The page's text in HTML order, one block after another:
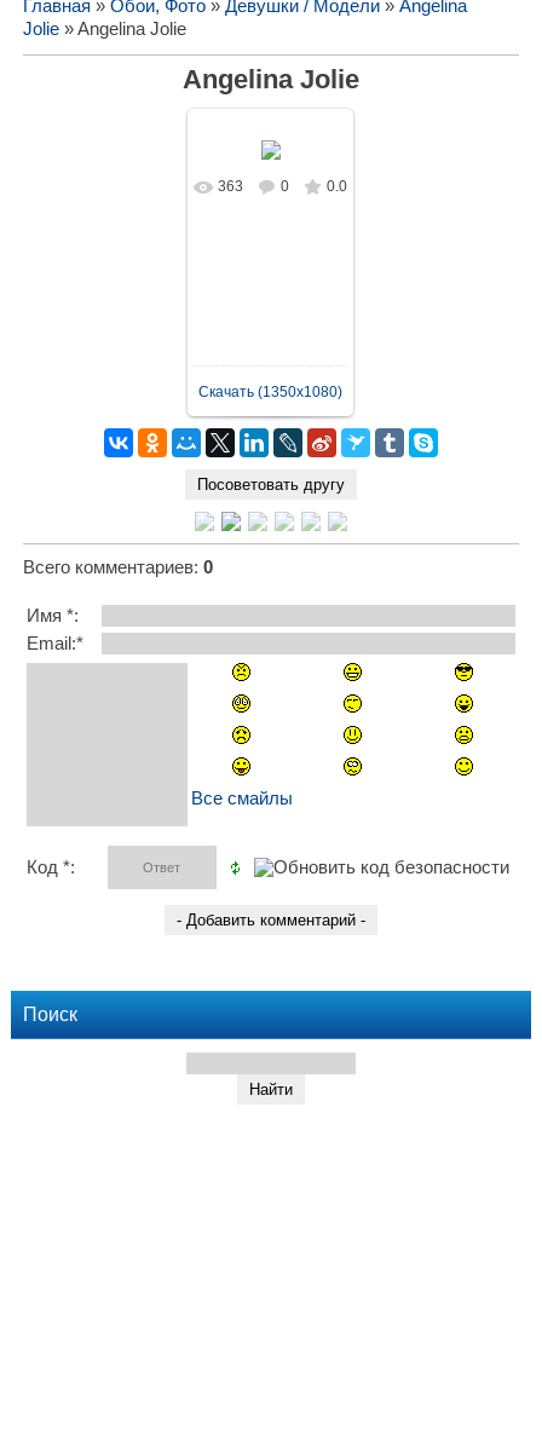
Главная » Обои, Фото» Девушки / Модели» Angelina
Jolie» Angelina Jolie
Angelina Jolie
В реальном
363 0 0.0
Скачать (1350x1080)
Всего комментариев: 0
Имя *:
Email:*
Все смайлы
Код *:
Поиск